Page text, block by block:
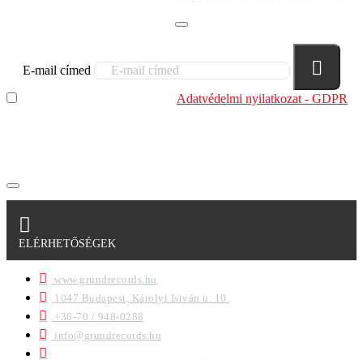
E-mail címed
Adatvédelmi nyilatkozat - GDPR
ELÉRHETŐSÉGEK
www.grundrecords.hu
1047 Budapest, Károlyi István u. 10.
+36-70 / 948-0288
info@grundrecords.hu